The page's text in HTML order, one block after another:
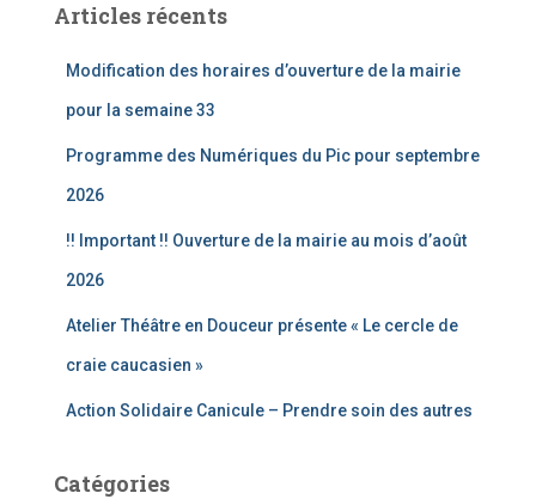
rArticles récents
Modification des horaires d’ouverture de la mairie
pour la semaine 33
Programme des Numériques du Pic pour septembre
2026
!! Important !! Ouverture de la mairie au mois d’août
2026
Atelier Théâtre en Douceur présente « Le cercle de
craie caucasien »
Action Solidaire Canicule – Prendre soin des autres
Catégories